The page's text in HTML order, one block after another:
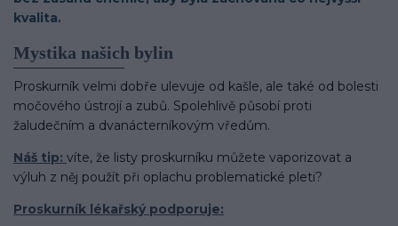
kvalita.
Mystika našich bylin
Proskurník velmi dobře ulevuje od kašle, ale také od bolesti
močového ústrojí a zubů. Spolehlivě působí proti
žaludečním a dvanácterníkovým vředům.
Náš tip: víte, že listy proskurníku můžete vaporizovat a
výluh z něj použít při oplachu problematické pleti?
Proskurník lékařský podporuje: